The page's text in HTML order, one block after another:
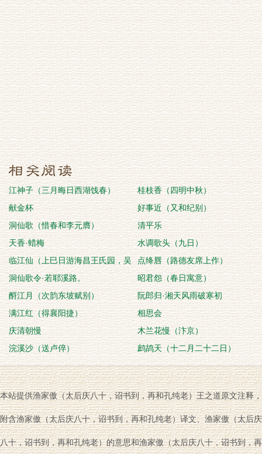
江神子（三月晦日西湖饯春）
桂枝香（四明中秋）
献金杯
好事近（又和纪别）
洞仙歌（惜春和李元膺）
清平乐
天香·蜡梅
水调歌头（九日）
临江仙（上巳日游海昌王氏园，吴
宰效及中散兄）
点绛唇（路德友席上作）
洞仙歌令·若耶溪路。
昭君怨（春日寓意）
酹江月（次韵东坡赋别）
阮郎归·湘天风雨破寒初
满江红（得襄阳捷）
相思会
庆清朝慢
木兰花慢（汴京）
浣溪沙（送卢倅）
鹧鸪天（十二月二十二日）
本站提供渔家傲（太后庆八十，诏书到，再和孔纯老）王之道原文注释，
附含渔家傲（太后庆八十，诏书到，再和孔纯老）译文、渔家傲（太后庆
八十，诏书到，再和孔纯老）的意思和渔家傲（太后庆八十，诏书到，再